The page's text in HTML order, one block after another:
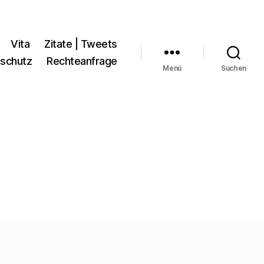
Vita
Zitate | Tweets
Rechteanfrage
Menü Suchen